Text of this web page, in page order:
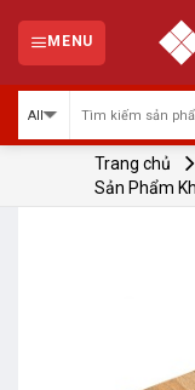
content
MENU
Trang chủ
Sản Phẩm